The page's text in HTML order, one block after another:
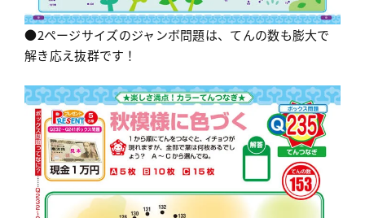
●2ページサイズのジャンボ問題は、てんの数も膨大で
解き応え抜群です！